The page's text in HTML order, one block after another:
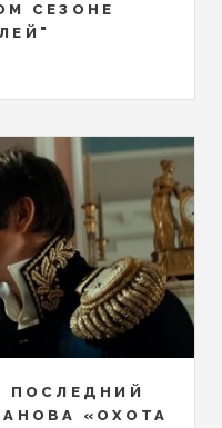
СЕЗОНЕ
ПОСЛЕДНИЙ
«ОХОТА